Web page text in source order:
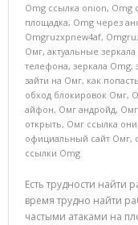
Omg ссылка onion, Omg
площадка, Omg через
Omgruzxpnew4af,
Омг, актуальные
телефона, зеркала Omg,
зайти на Омг, как
обход блокировок Омг,
айфон, Омг андройд,
открыть, Омг ссылка
официальный сайт Омг,
ссылки Omg
Есть трудности найти
время трудно найти
частыми атаками на